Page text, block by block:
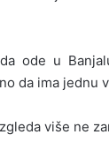
ode u
da ima jednu
više ne